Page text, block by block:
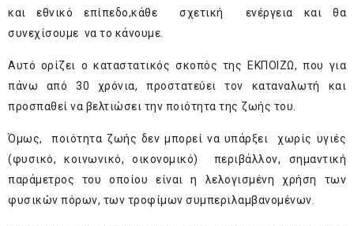
και εθνικό επίπεδο,κάθε σχετική ενέργεια και θα
συνεχίσουμε να το κάνουμε.
Αυτό ορίζει ο καταστατικός σκοπός της ΕΚΠΟΙΖΩ, που για
πάνω από 30 χρόνια, προστατεύει τον καταναλωτή και
προσπαθεί να βελτιώσει την ποιότητα της ζωής του.
Όμως, ποιότητα ζωής δεν μπορεί να υπάρξει χωρίς υγιές
(φυσικό, κοινωνικό, οικονομικό) περιβάλλον, σημαντική
παράμετρος του οποίου είναι η λελογισμένη χρήση των
φυσικών πόρων, των τροφίμων συμπεριλαμβανομένων.